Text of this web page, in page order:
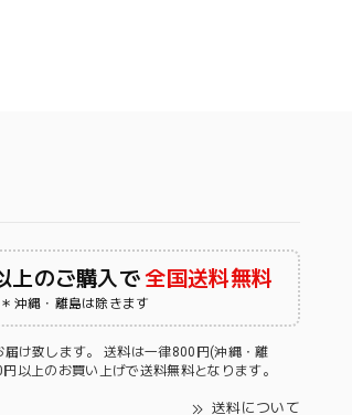
上のご購入で全国送料無料
＊沖縄・離島は除きます
け致します。 送料は一律800円(沖縄・離
以上のお買い上げで送料無料となります。
送料について